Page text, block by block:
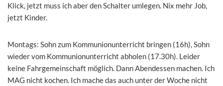
Klick, jetzt muss ich aber den Schalter umlegen. Nix mehr Job,
jetzt Kinder.
Montags: Sohn zum Kommunionunterricht bringen (16h), Sohn
wieder vom Kommunionunterricht abholen (17.30h). Leider
keine Fahrgemeinschaft möglich. Dann Abendessen machen. Ich
MAG nicht kochen. Ich mache das auch unter der Woche nicht